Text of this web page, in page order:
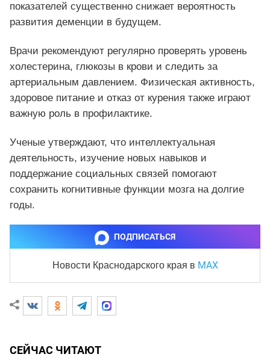
показателей существенно снижает вероятность
развития деменции в будущем.
Врачи рекомендуют регулярно проверять уровень
холестерина, глюкозы в крови и следить за
артериальным давлением. Физическая активность,
здоровое питание и отказ от курения также играют
важную роль в профилактике.
Ученые утверждают, что интеллектуальная
деятельность, изучение новых навыков и
поддержание социальных связей помогают
сохранить когнитивные функции мозга на долгие
годы.
ПОДПИСАТЬСЯ
Новости Краснодарского края в MAX
СЕЙЧАС ЧИТАЮТ